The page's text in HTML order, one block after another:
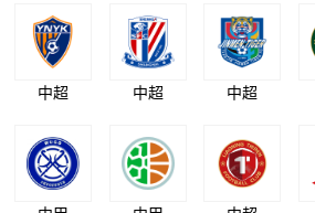
中超 中超 中超